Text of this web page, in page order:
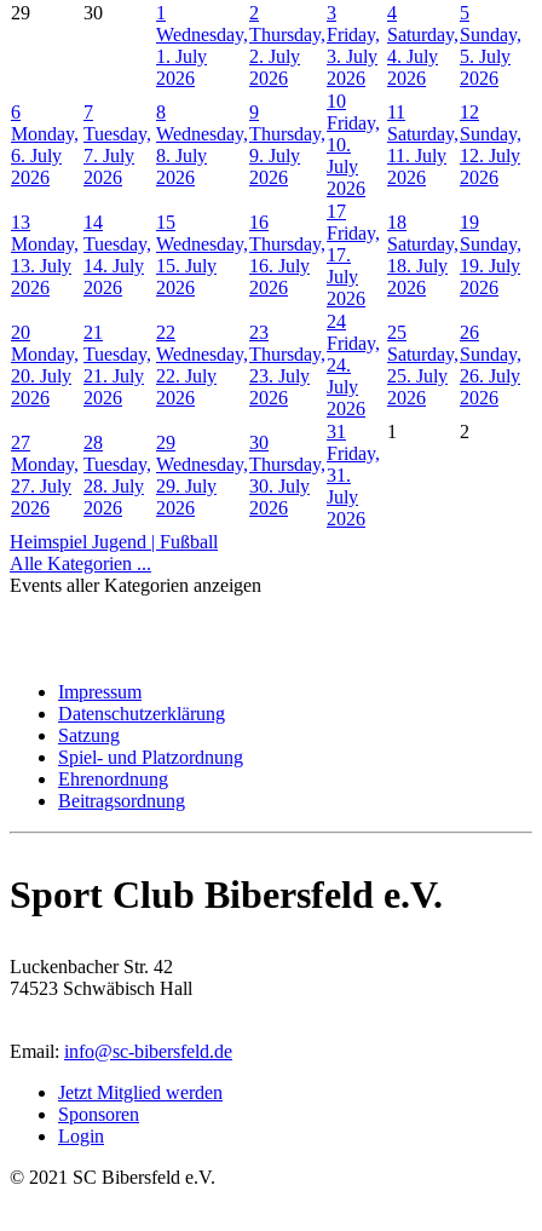
29
30
1
Wednesday,
1. July
2026
2
Thursday,
2. July
2026
3
Friday,
3. July
2026
4
Saturday,
4. July
2026
5
Sunday,
5. July
2026
6
Monday,
6. July
2026
7
Tuesday,
7. July
2026
8
Wednesday,
8. July
2026
9
Thursday,
9. July
2026
10
Friday,
10.
July
2026
11
Saturday,
11. July
2026
12
Sunday,
12. July
2026
13
Monday,
13. July
2026
14
Tuesday,
14. July
2026
15
Wednesday,
15. July
2026
16
Thursday,
16. July
2026
17
Friday,
17.
July
2026
18
Saturday,
18. July
2026
19
Sunday,
19. July
2026
20
Monday,
20. July
2026
21
Tuesday,
21. July
2026
22
Wednesday,
22. July
2026
23
Thursday,
23. July
2026
24
Friday,
24.
July
2026
25
Saturday,
25. July
2026
26
Sunday,
26. July
2026
27
Monday,
27. July
2026
28
Tuesday,
28. July
2026
29
Wednesday,
29. July
2026
30
Thursday,
30. July
2026
31
Friday,
31.
July
2026
1 2
Heimspiel Jugend | Fußball
Alle Kategorien ...
Events aller Kategorien anzeigen
Impressum
Datenschutzerklärung
Satzung
Spiel- und Platzordnung
Ehrenordnung
Beitragsordnung
Sport Club Bibersfeld e.V.
Luckenbacher Str. 42
74523 Schwäbisch Hall
Email: info@sc-bibersfeld.de
Jetzt Mitglied werden
Sponsoren
Login
© 2021 SC Bibersfeld e.V.